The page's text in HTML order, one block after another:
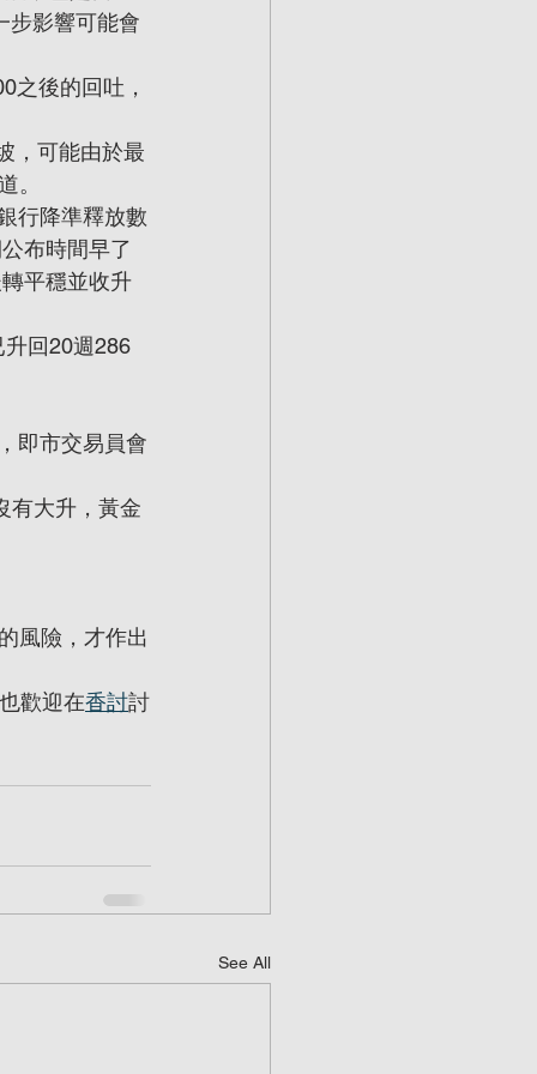
步影響可能會
之後的回吐，
，可能由於最
。
行降準釋放數
布時間早了
平穩並收升
回20週286
即市交易員會
有大升，黃金
風險，才作出
歡迎在香討討
See All